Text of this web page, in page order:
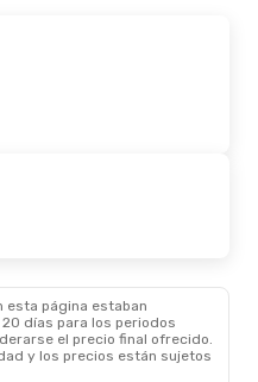
esta página estaban
días para los periodos
el precio final ofrecido.
y los precios están sujetos